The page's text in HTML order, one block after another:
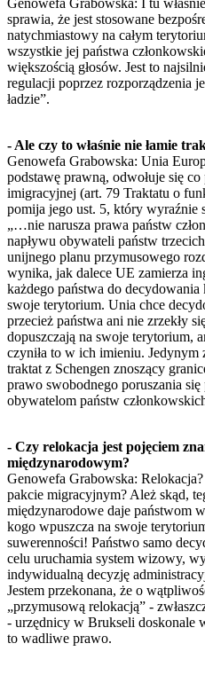
sprawia, że jest stosowane
natychmiastowy na całym
wszystkie jej państwa
większością głosów. Jest to
regulacji poprzez rozporządzenia
ładzie”.
- Ale czy to właśnie nie łamie
Genowefa Grabowska: Unia
podstawę prawną, odwołuje się
imigracyjnej (art. 79 Traktatu o
pomija jego ust. 5, który wyraźnie
„…nie narusza prawa państw
napływu obywateli państw
unijnego planu przymusowego
wynika, jak dalece UE zamierza
każdego państwa do
swoje terytorium. Unia chce
przecież państwa ani nie zrzekły
dopuszczają na swoje terytorium,
czyniła to w ich imieniu.
traktat z Schengen znoszący
prawo swobodnego poruszania
obywatelom państw
- Czy relokacja jest pojęciem
międzynarodowym?
Genowefa Grabowska:
pakcie migracyjnym? Ależ skąd,
międzynarodowe daje państwom
kogo wpuszcza na swoje
suwerenności! Państwo samo
celu uruchamia system wizowy,
indywidualną decyzję
Jestem przekonana, że o
„przymusową relokacją” -
- urzędnicy w Brukseli doskonale
to wadliwe prawo.